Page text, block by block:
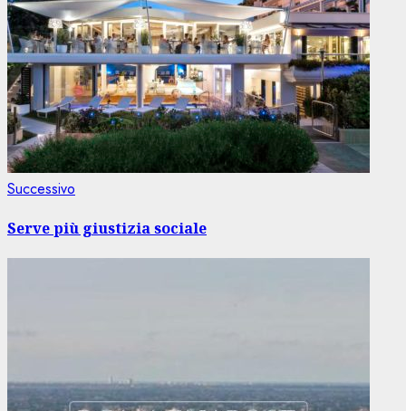
Successivo
Serve più giustizia sociale